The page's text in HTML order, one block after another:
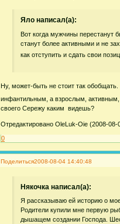
Яло написал(а):
Вот когда мужчины перестанут
станут более активными и не
как отступить и сдать свои
Ну, может-быть не стоит так
инфантильным, а взрослым,
своего Сережу каким видешь?
Отредактировано OleLuk-Oie (2008-08-
0
Поделиться2008-08-04 14:40:48
Някочка написал(а):
Я рассказываю ей историю о
Родители купили мне первую
дышащем создании Господа.